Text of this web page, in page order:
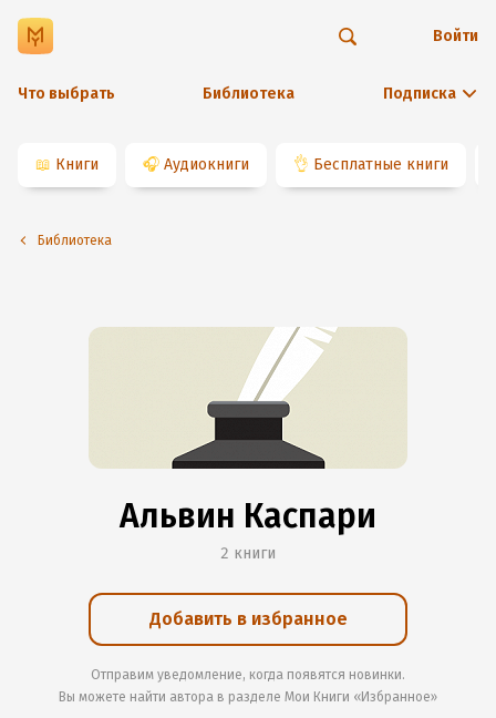
Что выбрать Библиотека Подписка
Войти
📖 Книги 🎧 Аудиокниги 👌 Бесплатные книги
Библиотека
Альвин Каспари
2 книги
Добавить в избранное
Отправим уведомление, когда появятся новинки.
Вы можете найти автора в разделе Мои Книги «Избранное»